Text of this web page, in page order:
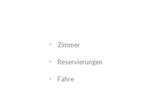
Zimmer
Reservierungen
Fähre